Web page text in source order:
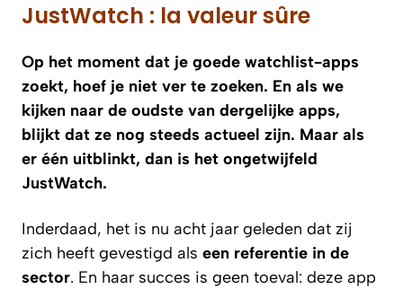
JustWatch : la valeur sûre
Op het moment dat je goede watchlist-apps
zoekt, hoef je niet ver te zoeken. En als we
kijken naar de oudste van dergelijke apps,
blijkt dat ze nog steeds actueel zijn. Maar als
er één uitblinkt, dan is het ongetwijfeld
JustWatch.
Inderdaad, het is nu acht jaar geleden dat zij
zich heeft gevestigd als een referentie in de
sector. En haar succes is geen toeval: deze app